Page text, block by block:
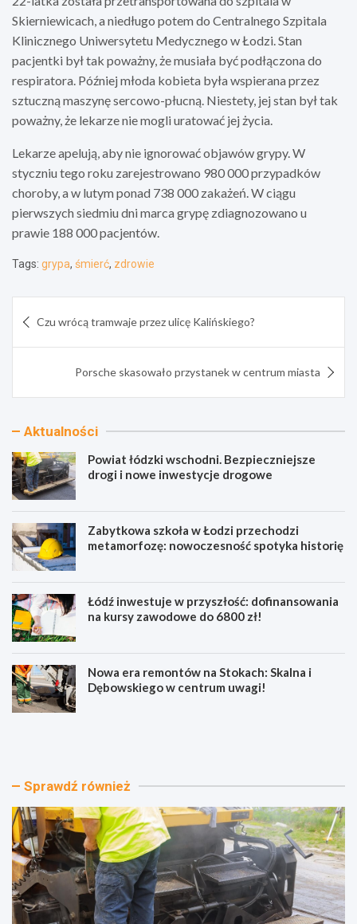
Skierniewicach, a niedługo potem do Centralnego Szpitala
Klinicznego Uniwersytetu Medycznego w Łodzi. Stan
pacjentki był tak poważny, że musiała być podłączona do
respiratora. Później młoda kobieta była wspierana przez
sztuczną maszynę sercowo-płucną. Niestety, jej stan był tak
poważny, że lekarze nie mogli uratować jej życia.
Lekarze apelują, aby nie ignorować objawów grypy. W
styczniu tego roku zarejestrowano 980 000 przypadków
choroby, a w lutym ponad 738 000 zakażeń. W ciągu
pierwszych siedmiu dni marca grypę zdiagnozowano u
prawie 188 000 pacjentów.
Tags: grypa, śmierć, zdrowie
wpisu
Czu wrócą tramwaje przez ulicę Kalińskiego?
Porsche skasowało przystanek w centrum miasta
Aktualności
Powiat łódzki wschodni. Bezpieczniejsze
drogi i nowe inwestycje drogowe
Zabytkowa szkoła w Łodzi przechodzi
metamorfozę: nowoczesność spotyka historię
Łódź inwestuje w przyszłość: dofinansowania
na kursy zawodowe do 6800 zł!
Nowa era remontów na Stokach: Skalna i
Dębowskiego w centrum uwagi!
P
t
ó
d
z
k
w
s
Z
k
w
a
s
z
k
o
ł
Sprawdź również